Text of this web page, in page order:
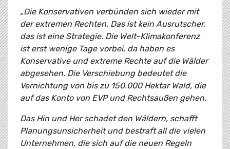
„Die Konservativen verbünden sich wieder mit
der extremen Rechten. Das ist kein Ausrutscher,
das ist eine Strategie. Die Welt-Klimakonferenz
ist erst wenige Tage vorbei, da haben es
Konservative und extreme Rechte auf die Wälder
abgesehen. Die Verschiebung bedeutet die
Vernichtung von bis zu 150.000 Hektar Wald, die
auf das Konto von EVP und Rechtsaußen gehen.
Das Hin und Her schadet den Wäldern, schafft
Planungsunsicherheit und bestraft all die vielen
Unternehmen, die sich auf die neuen Regeln